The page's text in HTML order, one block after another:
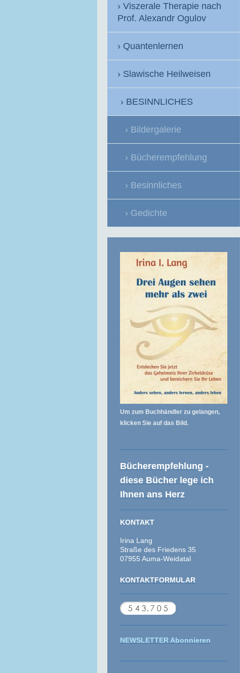
Viszerale Therapie nach
Prof. Alexandr Ogulov
Quantenlernen
Slawische Heilweisen
BESINNLICHES
Bildergalerie
Bücherempfehlung
Besinnliches
Gedichte
Um zum Buchhändler zu gelangen,
klicken Sie auf das Bild.
Bücherempfehlung -
diese Bücher lege ich
Ihnen ans Herz
KONTAKT
Irina Lang
Straße des Friedens 35
07955 Auma-Weidatal
KONTAKTFORMULAR
NEWSLETTER Abonnieren